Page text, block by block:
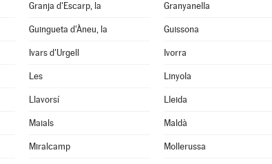
Granja d'Escarp, la Granyanella
Guingueta d'Àneu, la Guissona
Ivars d'Urgell Ivorra
Les Linyola
Llavorsí Lleida
Maials Maldà
Miralcamp Mollerussa